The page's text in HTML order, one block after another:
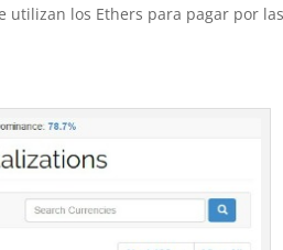
utilizan los Ethers para pagar por